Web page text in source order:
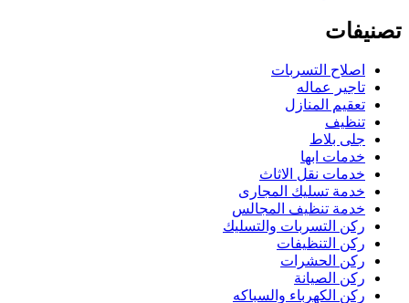
تصنيفات
اصلاح التسربات
تاجير عماله
تعقيم المنازل
تنظيف
جلى بلاط
خدمات ابها
خدمات نقل الاثاث
خدمة تسليك المجارى
خدمة تنظيف المجالس
ركن التسربات والتسليك
ركن التنظيفات
ركن الحشرات
ركن الصيانة
ركن الكهرباء والسباكه